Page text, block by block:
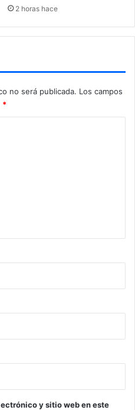
2 horas hace
no será publicada. Los campos
*
y sitio web en este